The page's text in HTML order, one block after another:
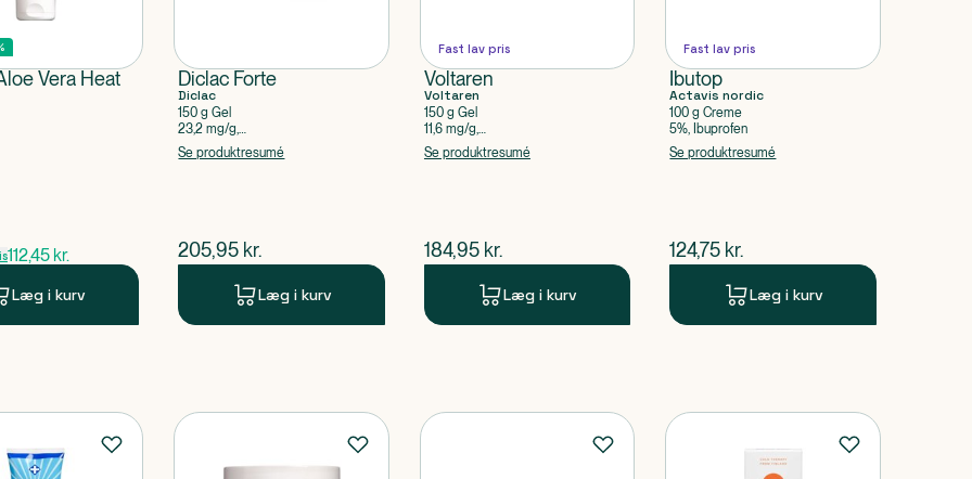
Vera Heat
112,45 kr.
Læg i kurv
Diclac Forte
Diclac
150 g Gel
23,2 mg/g,
Diclofenacdiethylammonium
Se produktresumé
$nuværende pris
205,95 kr.
Læg i kurv
Fast lav pris
Voltaren
Voltaren
150 g Gel
11,6 mg/g,
Diclofenacdiethylammonium
Se produktresumé
$nuværende pris
184,95 kr.
Læg i kurv
Fast lav pris
Ibutop
Actavis nordic
100 g Creme
5%, Ibuprofen
Se produktresumé
$nuværende pris
124,75 kr.
Læg i kurv